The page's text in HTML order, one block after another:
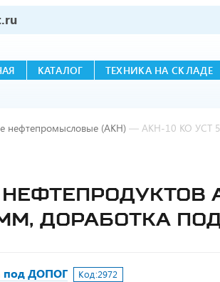
КАТАЛОГ ТЕХНИКА НА СКЛАДЕ
нефтепромысловые (АКН) — АКН-10 КО УСТ
ДОРАБОТКА
под ДОПОГ Код:2972